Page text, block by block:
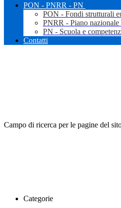
PON - PNRR - PN
PON - Fondi strutturali
PNRR - Piano nazionale
PN - Scuola e
Contatti
Campo di ricerca per le pagine del
Categorie